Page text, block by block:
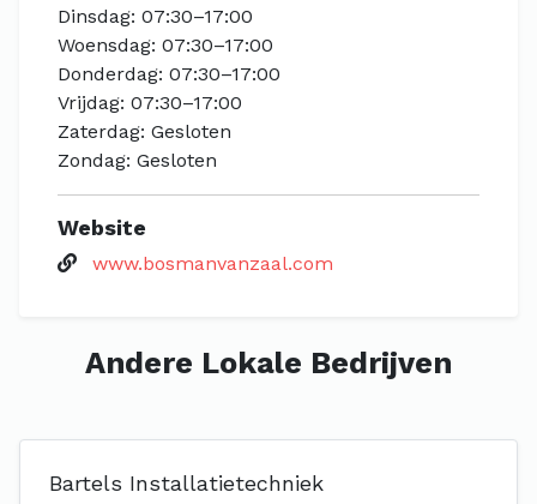
Dinsdag: 07:30–17:00
Woensdag: 07:30–17:00
Donderdag: 07:30–17:00
Vrijdag: 07:30–17:00
Zaterdag: Gesloten
Zondag: Gesloten
Website
www.bosmanvanzaal.com
Andere Lokale Bedrijven
Bartels Installatietechniek